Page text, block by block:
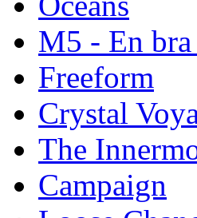
M5 - En bra
Freeform
Crystal
The
Campaign